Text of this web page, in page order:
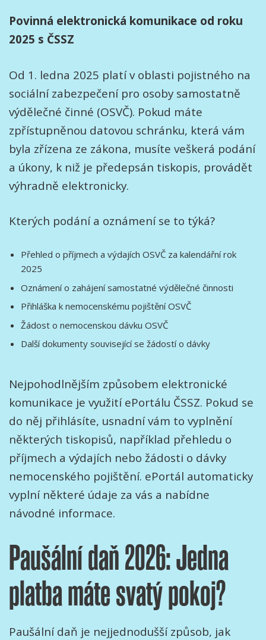
Povinná elektronická komunikace od roku
2025 s ČSSZ
Od 1. ledna 2025 platí v oblasti pojistného na
sociální zabezpečení pro osoby samostatně
výdělečné činné (OSVČ). Pokud máte
zpřístupněnou datovou schránku, která vám
byla zřízena ze zákona, musíte veškerá podání
a úkony, k niž je předepsán tiskopis, provádět
výhradně elektronicky.
Kterých podání a oznámení se to týká?
Přehled o příjmech a výdajích OSVČ za kalendářní rok
2025
Oznámení o zahájení samostatné výdělečné činnosti
Přihláška k nemocenskému pojištění OSVČ
Žádost o nemocenskou dávku OSVČ
Další dokumenty související se žádostí o dávky
Nejpohodlnějším způsobem elektronické
komunikace je využití ePortálu ČSSZ. Pokud se
do něj přihlásíte, usnadní vám to vyplnění
některých tiskopisů, například přehledu o
příjmech a výdajích nebo žádosti o dávky
nemocenského pojištění. ePortál automaticky
vyplní některé údaje za vás a nabídne
návodné informace.
Paušální daň 2026: Jedna
platba máte svatý pokoj?
Paušální daň je nejjednodušší způsob, jak